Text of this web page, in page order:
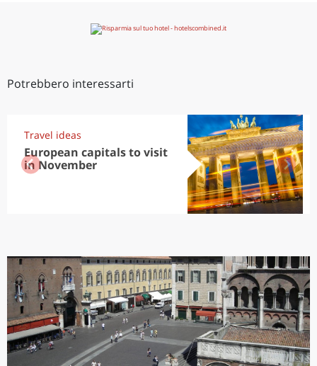
Potrebbero interessarti
Travel ideas
European capitals to visit
in November